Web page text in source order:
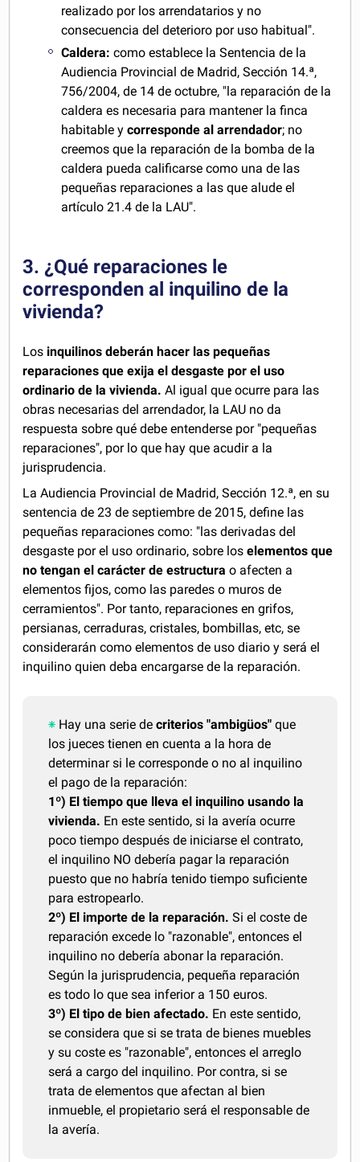
realizado por los arrendatarios y no
consecuencia del deterioro por uso habitual".
Caldera: como establece la Sentencia de la
Audiencia Provincial de Madrid, Sección 14.ª,
756/2004, de 14 de octubre, "la reparación de la
caldera es necesaria para mantener la finca
habitable ycorresponde al arrendador; no
creemos que la reparación de la bomba de la
caldera pueda calificarse como una de las
pequeñas reparaciones a las que alude el
artículo 21.4 de la LAU".
3. ¿Qué reparaciones le
corresponden al inquilino de la
vivienda?
Los inquilinos deberán hacer las pequeñas
reparaciones que exija el desgaste por el uso
ordinario de la vivienda. Al igual que ocurre para las
obras necesarias del arrendador, la LAU no da
respuesta sobre qué debe entenderse por "pequeñas
reparaciones", por lo que hay que acudir a la
jurisprudencia.
La Audiencia Provincial de Madrid, Sección 12.ª, en su
sentencia de 23 de septiembre de 2015, define las
pequeñas reparaciones como: "las derivadas del
desgaste por el uso ordinario, sobre loselementos que
no tengan el carácter de estructura o afecten a
elementos fijos, como las paredes o muros de
cerramientos". Por tanto, reparaciones en grifos,
persianas, cerraduras, cristales, bombillas, etc, se
considerarán como elementos de uso diario y será el
inquilino quien deba encargarse de la reparación.
Hay una serie decriterios "ambigüos" que
los jueces tienen en cuenta a la hora de
determinar si le corresponde o no al inquilino
el pago de la reparación:
1º) El tiempo que lleva el inquilino usando la
vivienda. En este sentido, si la avería ocurre
poco tiempo después de iniciarse el contrato,
el inquilino NO debería pagar la reparación
puesto que no habría tenido tiempo suficiente
para estropearlo.
2º) El importe de la reparación. Si el coste de
reparación excede lo "razonable", entonces el
inquilino no debería abonar la reparación.
Según la jurisprudencia, pequeña reparación
es todo lo que sea inferior a 150 euros.
3º) El tipo de bien afectado. En este sentido,
se considera que si se trata de bienes muebles
y su coste es "razonable", entonces el arreglo
será a cargo del inquilino. Por contra, si se
trata de elementos que afectan al bien
inmueble, el propietario será el responsable de
la avería.